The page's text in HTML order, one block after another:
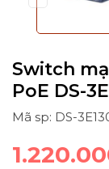
Switch
PoE DS-
Mã sp: DS-